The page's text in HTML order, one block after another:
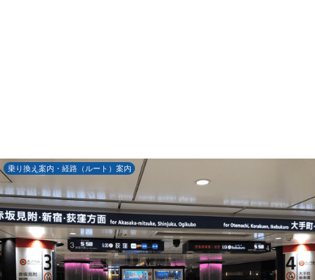
乗り換え案内・経路（ルート）案内